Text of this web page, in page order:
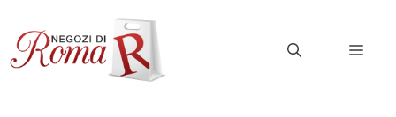
contenuto